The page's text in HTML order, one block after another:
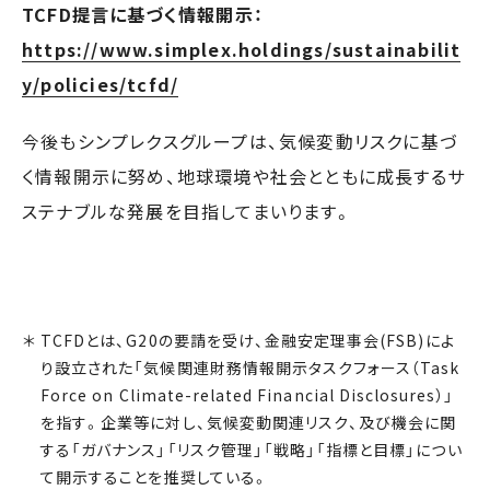
TCFD提言に基づく情報開示：
https://www.simplex.holdings/sustainabilit
y/policies/tcfd/
今後もシンプレクスグループは、気候変動リスクに基づ
く情報開示に努め、地球環境や社会とともに成長するサ
ステナブルな発展を目指してまいります。
TCFDとは、G20の要請を受け、金融安定理事会(FSB)によ
り設立された「気候関連財務情報開示タスクフォース（Task
Force on Climate-related Financial Disclosures）」
を指す。企業等に対し、気候変動関連リスク、及び機会に関
する「ガバナンス」「リスク管理」「戦略」「指標と目標」につい
て開示することを推奨している。​